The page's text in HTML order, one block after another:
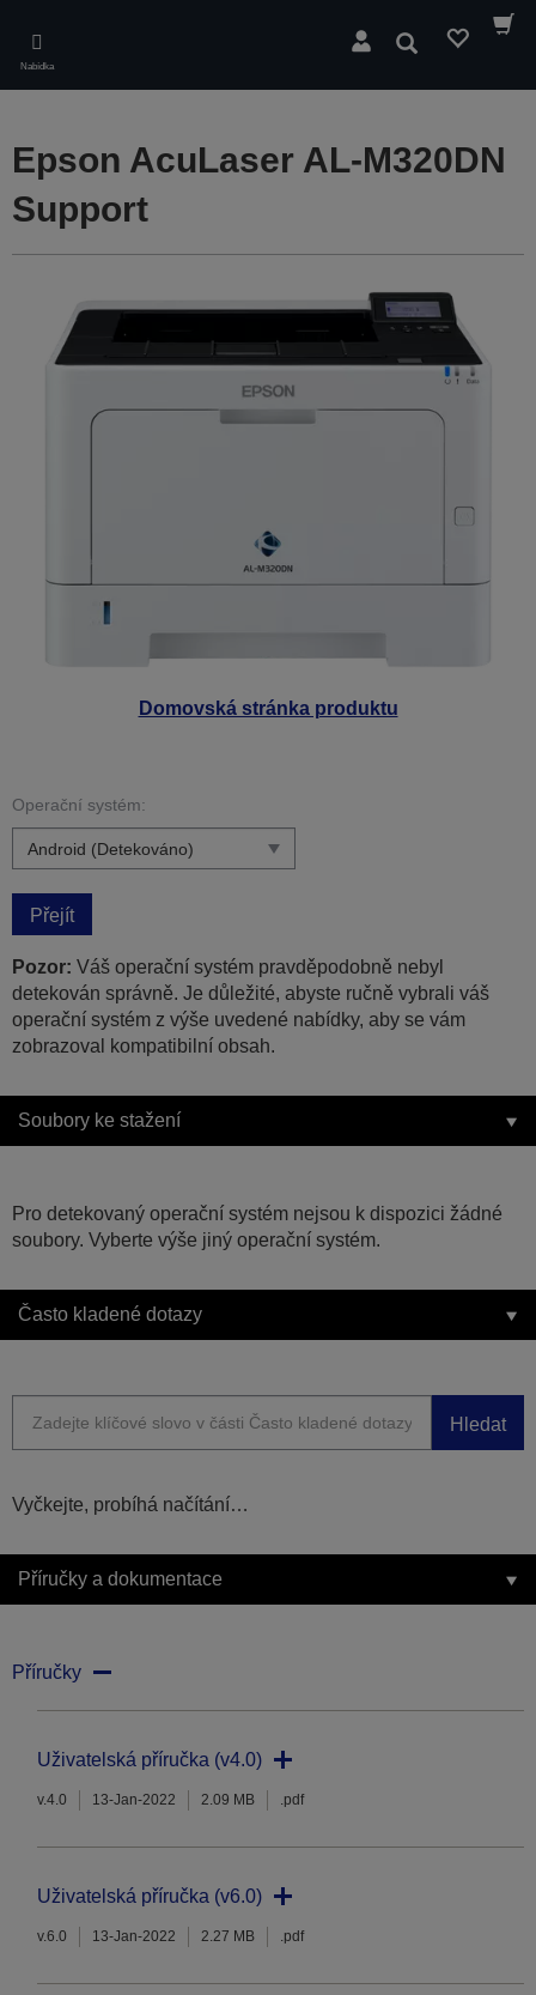
main
content
Nabídka
Hledat
Domovská stránka produktu
Epson AcuLaser AL-M320DN
Support
Operační systém:
Přejít
Pozor: Váš operační systém pravděpodobně nebyl
detekován správně. Je důležité, abyste ručně vybrali váš
operační systém z výše uvedené nabídky, aby se vám
zobrazoval kompatibilní obsah.
Soubory ke stažení
Pro detekovaný operační systém nejsou k dispozici žádné
soubory. Vyberte výše jiný operační systém.
Často kladené dotazy
Hledat
Vyčkejte, probíhá načítání…
Příručky a dokumentace
Příručky
Uživatelská příručka (v4.0)
v.4.0 13-Jan-2022 2.09 MB .pdf
Uživatelská příručka (v6.0)
v.6.0 13-Jan-2022 2.27 MB .pdf